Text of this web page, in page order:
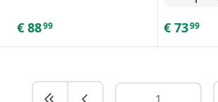
€ 8899 € 7399